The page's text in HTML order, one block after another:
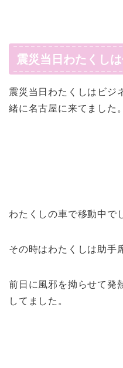
震災当日わたくし
震災当日わたくしはビジ
緒に名古屋に来てました。
わたくしの車で移動中で
その時はわたくしは助手
前日に風邪を拗らせて発
してました。